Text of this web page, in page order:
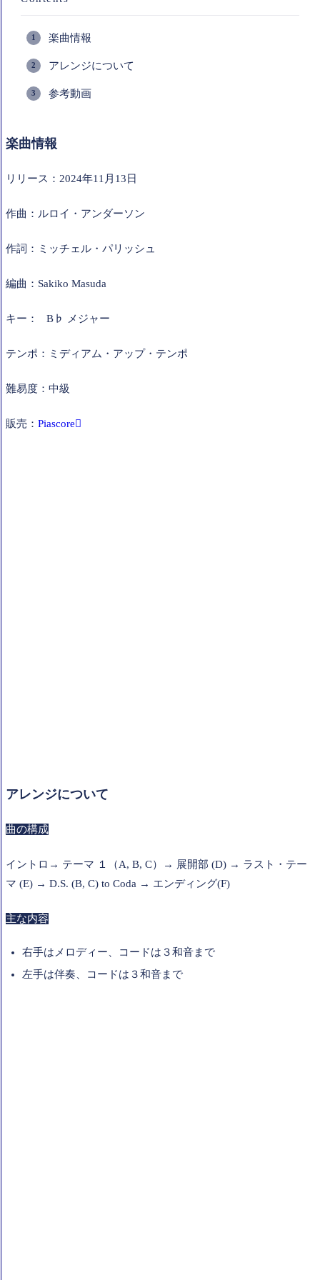
楽曲情報
アレンジについて
参考動画
楽曲情報
リリース：2024年11月13日
作曲：ルロイ・アンダーソン
作詞：ミッチェル・パリッシュ
編曲：Sakiko Masuda
キー： B♭ メジャー
テンポ：ミディアム・アップ・テンポ
難易度：中級
販売： Piascore
アレンジについて
曲の構成
イントロ→ テーマ １（A, B, C）→ 展開部 (D) → ラスト・テー
マ (E) → D.S. (B, C) to Coda → エンディング(F)
主な内容
右手はメロディー、コードは３和音まで
左手は伴奏、コードは３和音まで